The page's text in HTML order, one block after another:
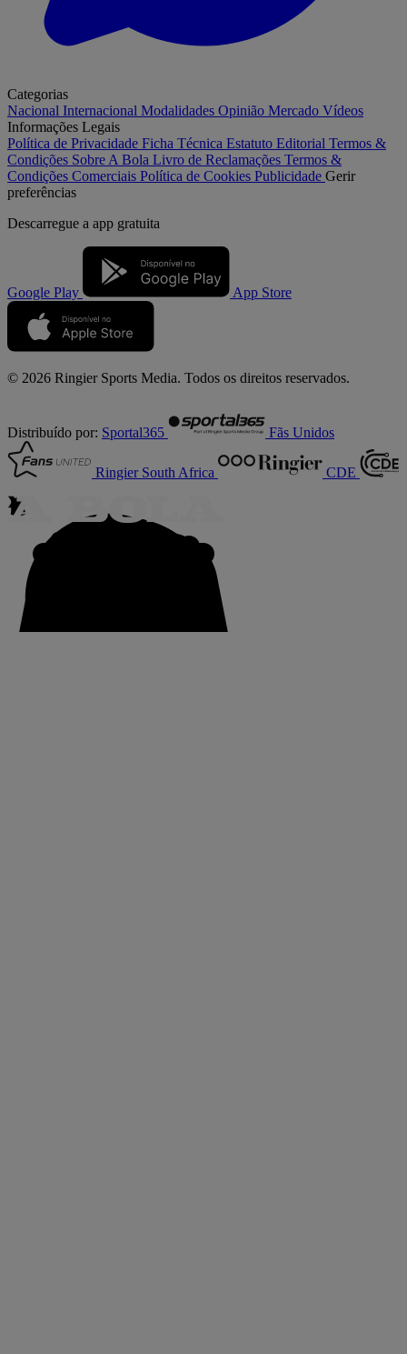
Categorias
Nacional Internacional Modalidades Opinião Mercado Vídeos
Informações Legais
Política de Privacidade Ficha Técnica Estatuto Editorial Termos &
Condições Sobre A Bola Livro de Reclamações Termos &
Condições Comerciais Política de Cookies Publicidade Gerir
preferências
Descarregue a app gratuita
Google Play App Store
© 2026 Ringier Sports Media. Todos os direitos reservados.
Distribuído por: Sportal365 Fãs Unidos
Ringier South Africa CDE